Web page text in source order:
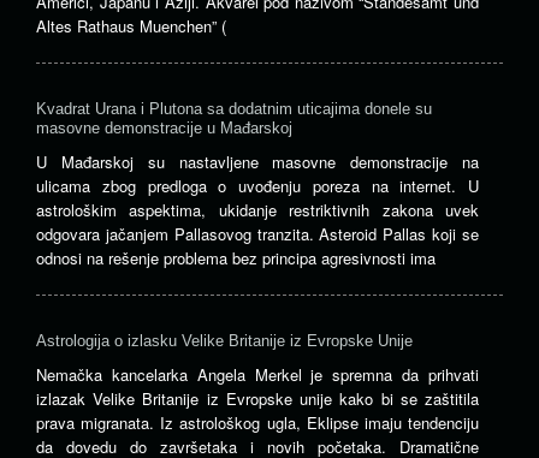
Altes Rathaus Muenchen” (
Kvadrat Urana i Plutona sa dodatnim uticajima donele su
masovne demonstracije u Mađarskoj
U Mađarskoj su nastavljene masovne demonstracije na
ulicama zbog predloga o uvođenju poreza na internet. U
astrološkim aspektima, ukidanje restriktivnih zakona uvek
odgovara jačanjem Pallasovog tranzita. Asteroid Pallas koji se
odnosi na rešenje problema bez principa agresivnosti ima
Astrologija o izlasku Velike Britanije iz Evropske Unije
Nemačka kancelarka Angela Merkel je spremna da prihvati
izlazak Velike Britanije iz Evropske unije kako bi se zaštitila
prava migranata. Iz astrološkog ugla, Eklipse imaju tendenciju
da dovedu do završetaka i novih početaka. Dramatične